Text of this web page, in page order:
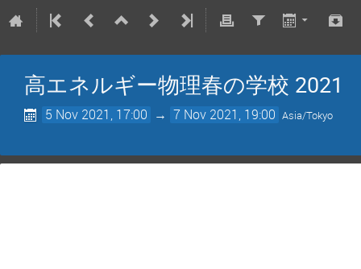
高エネルギー物理春の学校 2021
5 Nov 2021, 17:00 → 7 Nov 2021, 19:00 Asia/Tokyo